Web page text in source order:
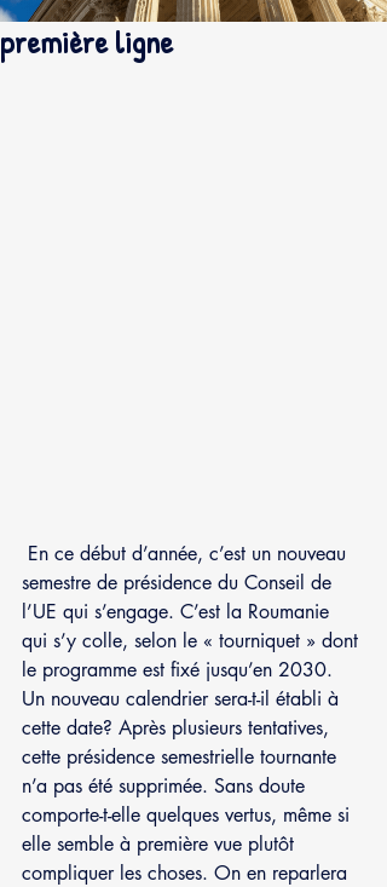
première ligne
semestre de présidence du Conseil de
l’UE qui s’engage. C’est la Roumanie
qui s’y colle, selon le « tourniquet » dont
le programme est fixé jusqu’en 2030.
Un nouveau calendrier sera-t-il établi à
cette date? Après plusieurs tentatives,
cette présidence semestrielle tournante
n’a pas été supprimée. Sans doute
comporte-t-elle quelques vertus, même si
elle semble à première vue plutôt
compliquer les choses. On en reparlera